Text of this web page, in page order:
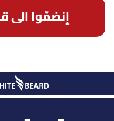
إنضمّوا الى